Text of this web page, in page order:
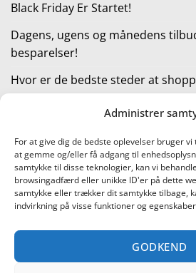
Administrer
For at give dig de bedste oplevelser bruger
at gemme og/eller få adgang til
samtykke til disse teknologier, kan vi
browsingadfærd eller unikke ID'er på dette
samtykke eller trækker dit samtykke tilbage,
indvirkning på visse funktioner og
GODKEND
Black Friday Er Startet!
Dagens, ugens og månedens
besparelser!
Hvor er de bedste steder at
Kategorier
Læs vores guide til
PayPal Stripe